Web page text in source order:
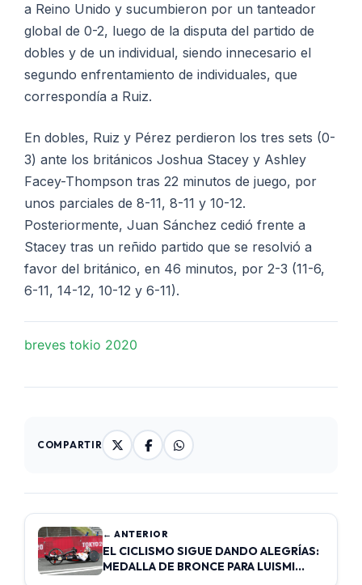
a Reino Unido y sucumbieron por un tanteador
global de 0-2, luego de la disputa del partido de
dobles y de un individual, siendo innecesario el
segundo enfrentamiento de individuales, que
correspondía a Ruiz.
En dobles, Ruiz y Pérez perdieron los tres sets (0-
3) ante los británicos Joshua Stacey y Ashley
Facey-Thompson tras 22 minutos de juego, por
unos parciales de 8-11, 8-11 y 10-12.
Posteriormente, Juan Sánchez cedió frente a
Stacey tras un reñido partido que se resolvió a
favor del británico, en 46 minutos, por 2-3 (11-6,
6-11, 14-12, 10-12 y 6-11).
breves tokio 2020
COMPARTIR
← ANTERIOR
EL CICLISMO SIGUE DANDO ALEGRÍAS:
MEDALLA DE BRONCE PARA LUISMI